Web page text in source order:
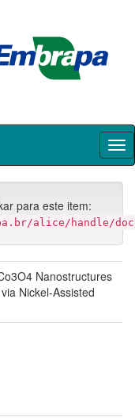
para este item:
alice/handle/doc/
Nanostructures
Nickel-Assisted